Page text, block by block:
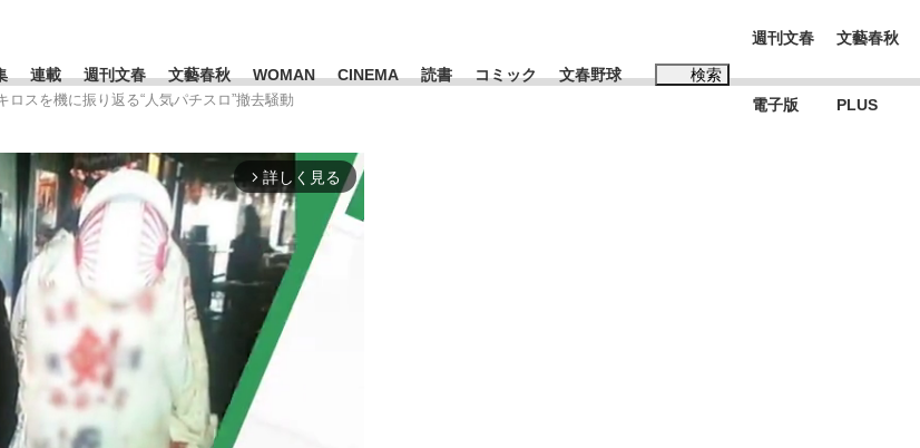
伊豆の... 「90%は失敗する。でも…」本田圭佑が初めて明かした日本代表監督に...
連載 週刊文春 文藝春秋 WOMAN CINEMA 読書 コミック 文春野球 検索
グ一覧
市早苗 #後藤真希 #森岡毅 #城彰二
週刊文春
電子版
文藝春秋
PLUS
スを機に振り返る“人気パチスロ”撤去騒動
arrow_forward_ios 詳しく見る